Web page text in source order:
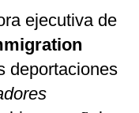
ejecutiva de
deportaciones